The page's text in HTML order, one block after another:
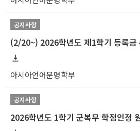
공지사항
아시아언어문명학부
공지사항
2026학년도 1학기 군복무 학점인정